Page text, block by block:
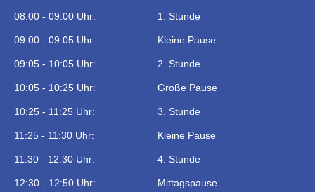
08.00 - 09.00 Uhr: 1. Stunde
09:00 - 09:05 Uhr: Kleine Pause
09:05 - 10:05 Uhr: 2. Stunde
10:05 - 10:25 Uhr: Große Pause
10:25 - 11:25 Uhr: 3. Stunde
11:25 - 11:30 Uhr: Kleine Pause
11:30 - 12:30 Uhr: 4. Stunde
12:30 - 12:50 Uhr: Mittagspause